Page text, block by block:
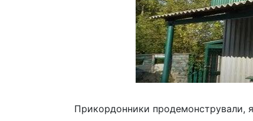
Прикордонники продемонстрували,